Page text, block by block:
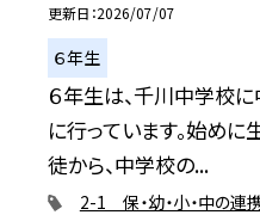
更新日 2026/07/07
６年生
６年生は、千川中学校
に行っています。始め
徒から、中学校の...
2-1 保・幼・小・中の連